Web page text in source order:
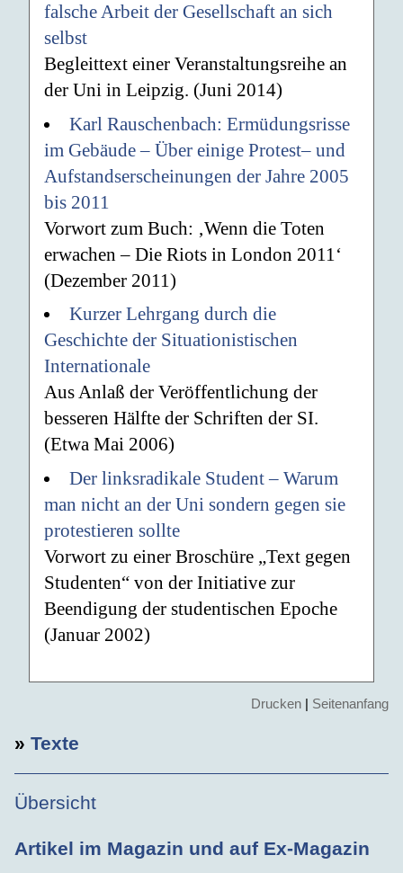
falsche Arbeit der Gesellschaft an sich
selbst
Begleittext einer Veranstaltungsreihe an
der Uni in Leipzig. (Juni 2014)
Karl Rauschenbach: Ermüdungsrisse
im Gebäude – Über einige Protest– und
Aufstandserscheinungen der Jahre 2005
bis 2011
Vorwort zum Buch: ‚Wenn die Toten
erwachen – Die Riots in London 2011‘
(Dezember 2011)
Kurzer Lehrgang durch die
Geschichte der Situationistischen
Internationale
Aus Anlaß der Veröffentlichung der
besseren Hälfte der Schriften der SI.
(Etwa Mai 2006)
Der linksradikale Student – Warum
man nicht an der Uni sondern gegen sie
protestieren sollte
Vorwort zu einer Broschüre „Text gegen
Studenten“ von der Initiative zur
Beendigung der studentischen Epoche
(Januar 2002)
Drucken | Seitenanfang
» Texte
Übersicht
Artikel im Magazin und auf Ex-Magazin